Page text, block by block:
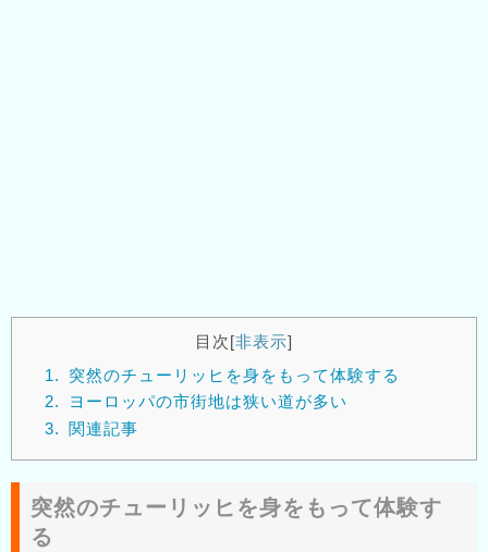
目次[非表示]
1.
突然のチューリッヒを身をもって体験する
2.
ヨーロッパの市街地は狭い道が多い
3.
関連記事
突然のチューリッヒを身をもって体験す
る